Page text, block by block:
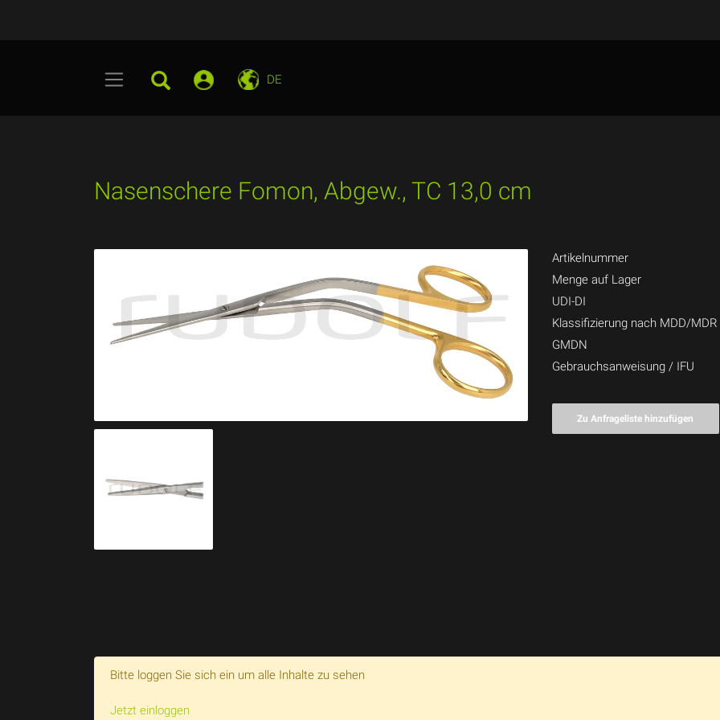
DE
Nasenschere Fomon, Abgew., TC 13,0 cm
Artikelnummer
Menge auf Lager
UDI-DI
Klassifizierung nach MDD/MDR
GMDN
Gebrauchsanweisung / IFU
Zu Anfrageliste hinzufügen
Bitte loggen Sie sich ein um alle Inhalte zu sehen
Jetzt einloggen